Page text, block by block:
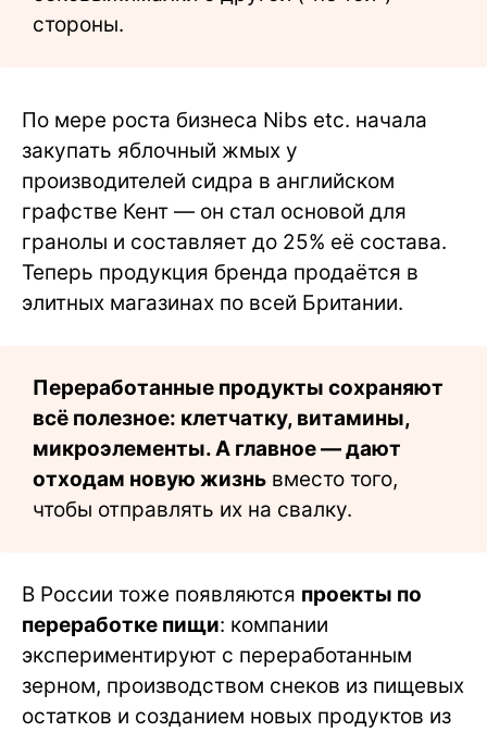
стороны.
По мере роста бизнеса Nibs etc. начала
закупать яблочный жмых у
производителей сидра в английском
графстве Кент — он стал основой для
гранолы и составляет до 25% её состава.
Теперь продукция бренда продаётся в
элитных магазинах по всей Британии.
Переработанные продукты сохраняют
всё полезное: клетчатку, витамины,
микроэлементы. А главное — дают
отходам новую жизнь вместо того,
чтобы отправлять их на свалку.
В России тоже появляются проекты по
переработке пищи: компании
экспериментируют с переработанным
зерном, производством снеков из пищевых
остатков и созданием новых продуктов из